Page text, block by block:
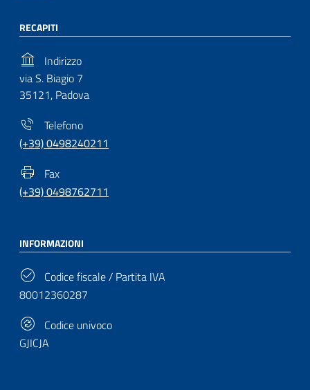
RECAPITI
Indirizzo
via S. Biagio 7
35121, Padova
Telefono
(+39) 0498240211
Fax
(+39) 0498762711
INFORMAZIONI
Codice fiscale / Partita IVA
80012360287
Codice univoco
GJICJA